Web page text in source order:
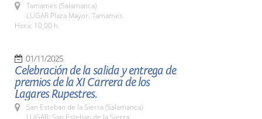
Tamames (Salamanca)
LUGAR Plaza Mayor. Tamames.
Hora: 10,00 h.
01/11/2025
Celebración de la salida y entrega de
premios de la XI Carrera de los
Lagares Rupestres.
San Esteban de la Sierra (Salamanca)
LUGAR: San Esteban de la Sierra.